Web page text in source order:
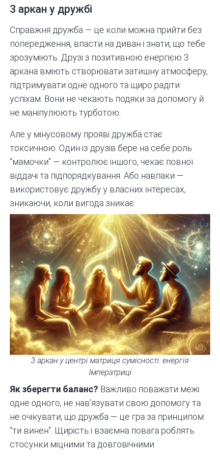
3 аркан у дружбі
Справжня дружба — це коли можна прийти без
попередження, впасти на диван і знати, що тебе
зрозуміють. Друзі з позитивною енергією 3
аркана вміють створювати затишну атмосферу,
підтримувати одне одного та щиро радіти
успіхам. Вони не чекають подяки за допомогу й
не маніпулюють турботою.
Але у мінусовому прояві дружба стає
токсичною. Один із друзів бере на себе роль
“мамочки” — контролює іншого, чекає повної
віддачі та підпорядкування. Або навпаки —
використовує дружбу у власних інтересах,
зникаючи, коли вигода зникає.
3 аркан у центрі матриця сумісності: енергія
Імператриці
Як зберегти баланс? Важливо поважати межі
одне одного, не нав’язувати свою допомогу та
не очікувати, що дружба — це гра за принципом
“ти винен”. Щирість і взаємна повага роблять
стосунки міцними та довговічними.